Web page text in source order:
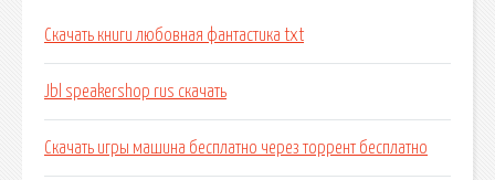
Скачать книги любовная фантастика txt
Jbl speakershop rus скачать
Скачать игры машина бесплатно через торрент бесплатно